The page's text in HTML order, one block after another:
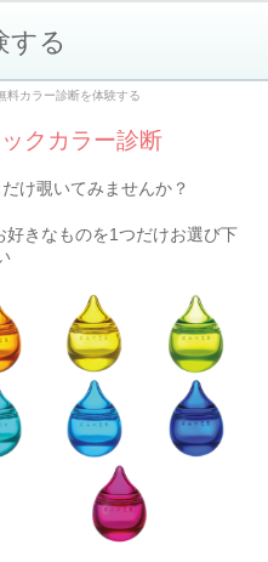
する
料カラー診断を体験する
クカラー診断
け覗いてみませんか？
きなものを1つだけお選び下